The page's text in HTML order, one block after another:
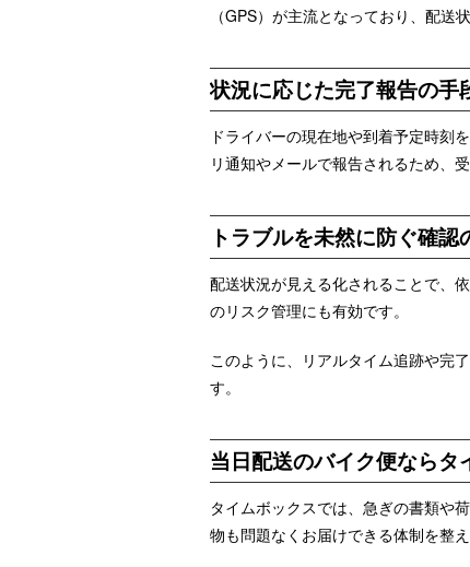
（GPS）が主流となっており、配送
状況に応じた完了報告の手
ドライバーの現在地や到着予定時刻
リ通知やメールで報告されるため、
トラブルを未然に防ぐ確認
配送状況が見える化されることで、
のリスク管理にも有効です。
このように、リアルタイム追跡や完
す。
当日配送のバイク便ならタ
タイムボックスでは、急ぎの書類や
物も問題なくお届けできる体制を整